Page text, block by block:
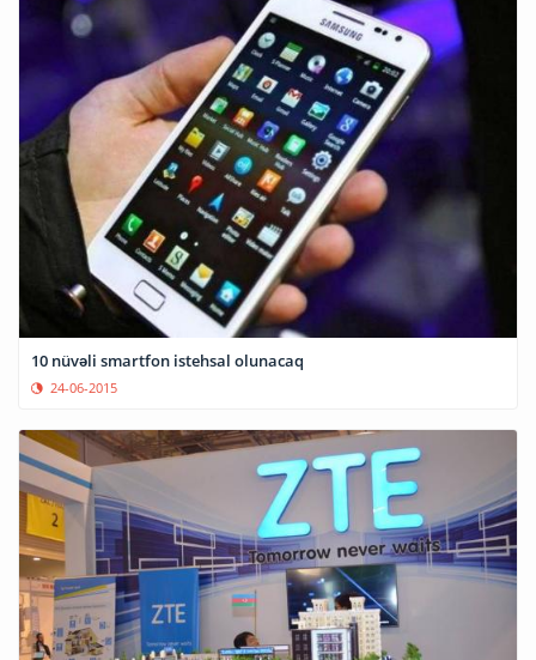
10 nüvəli smartfon istehsal olunacaq
24-06-2015